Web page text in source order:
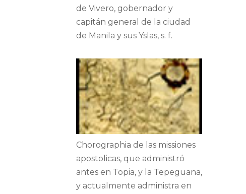
de Vivero, gobernador y
capitán general de la ciudad
de Manila y sus Yslas, s. f.
Chorographia de las missiones
apostolicas, que administró
antes en Topia, y la Tepeguana,
y actualmente administra en